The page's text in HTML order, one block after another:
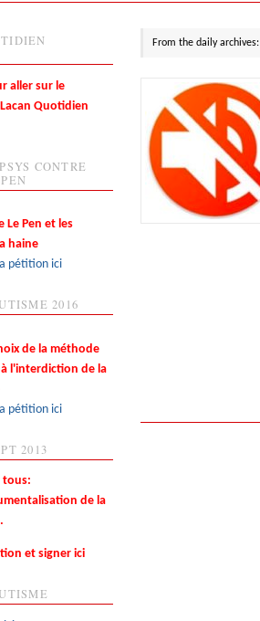
From the daily archives:
aller sur le
Quotidien
CONTRE
Le Pen et les
haine
pétition ici
2016
de la méthode
l'interdiction de la
pétition ici
2013
tous:
de la
et signer ici